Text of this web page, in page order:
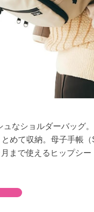
なショルダーバッグ
めて収納。母子手帳
まで使えるヒップシ